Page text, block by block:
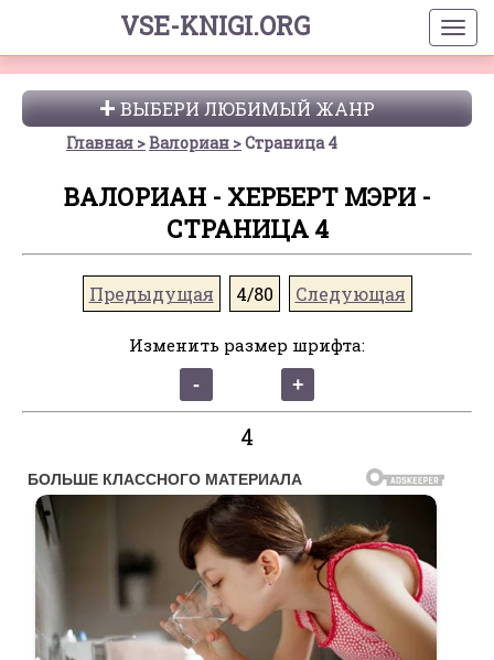
VSE-KNIGI.ORG
ВЫБЕРИ ЛЮБИМЫЙ ЖАНР
Главная Валориан Страница 4
ВАЛОРИАН - ХЕРБЕРТ МЭРИ -
СТРАНИЦА 4
Предыдущая 4/80 Следующая
Изменить размер шрифта:
4